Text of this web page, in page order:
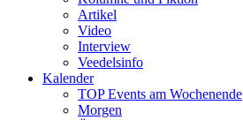
Artikel
Video
Interview
Veedelsinfo
Kalender
TOP Events am Wochenende
Morgen